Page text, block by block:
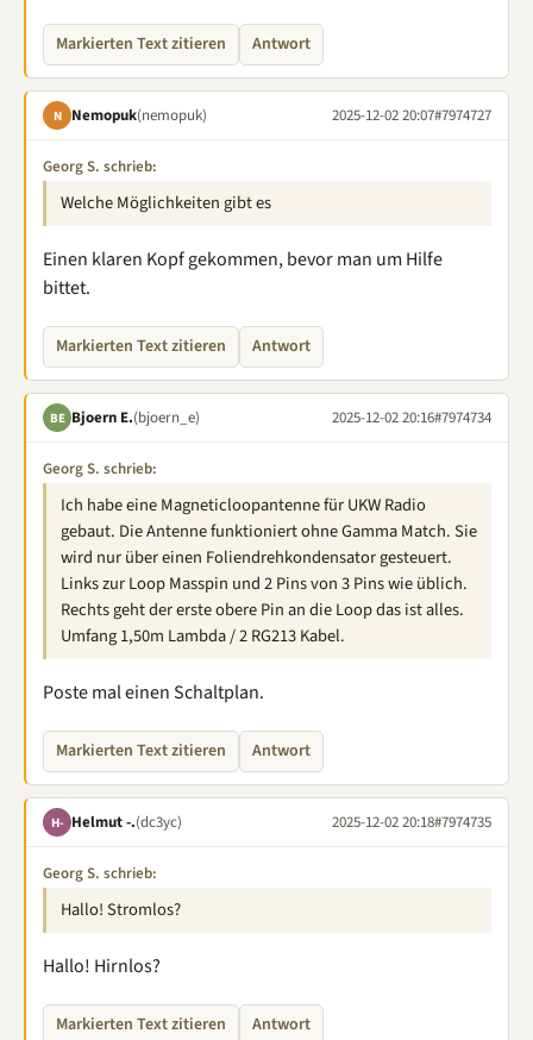
Markierten Text zitieren Antwort
N Nemopuk(nemopuk) 2025-12-02 20:07#7974727
Georg S. schrieb:
Welche Möglichkeiten gibt es
Einen klaren Kopf gekommen, bevor man um Hilfe
bittet.
Markierten Text zitieren Antwort
BE Bjoern E.(bjoern_e) 2025-12-02 20:16#7974734
Georg S. schrieb:
Ich habe eine Magneticloopantenne für UKW Radio
gebaut. Die Antenne funktioniert ohne Gamma Match. Sie
wird nur über einen Foliendrehkondensator gesteuert.
Links zur Loop Masspin und 2 Pins von 3 Pins wie üblich.
Rechts geht der erste obere Pin an die Loop das ist alles.
Umfang 1,50m Lambda / 2 RG213 Kabel.
Poste mal einen Schaltplan.
Markierten Text zitieren Antwort
H- Helmut -.(dc3yc) 2025-12-02 20:18#7974735
Georg S. schrieb:
Hallo! Stromlos?
Hallo! Hirnlos?
Markierten Text zitieren Antwort